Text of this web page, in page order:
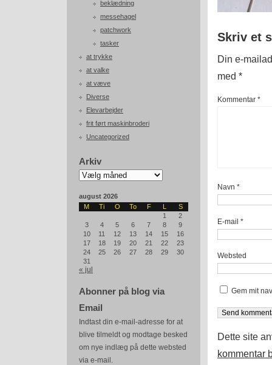
beklædning
messehagel
patchwork
tasker
at trykke
at valke
at væve
Diverse
Elevarbejder
frit ført maskinbroderi
Uncategorized
Arkiv
Arkiv
august 2026
M
Ti O To F L
S
1
2
3
4 5 6 7 8
9
10
11 12 13 14 15
16
17
18 19 20 21 22
23
24
25 26 27 28 29
30
31
« jul
Abonner på blog via
Email
Indtast din e-mail-adresse for at
blive tilmeldt og modtage besked
om nye indlæg på dette websted
via e-mail.
Skriv et
Din e-
med *
Kommentar *
Navn *
E-mail *
Websted
Gem mit
Dette site
kommentar